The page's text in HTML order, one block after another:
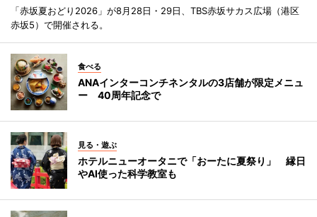
「赤坂夏おどり2026」が8月28日・29日、TBS赤坂サカス広場（港区
赤坂5）で開催される。
食べる
ANAインターコンチネンタルの3店舗が限定メニュ
ー 40周年記念で
見る・遊ぶ
ホテルニューオータニで「おーたに夏祭り」 縁日
やAI使った科学教室も